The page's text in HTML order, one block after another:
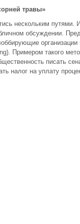
травы»
нескольким путями.
обсуждении.
Примером такого
писать
налог на уплату